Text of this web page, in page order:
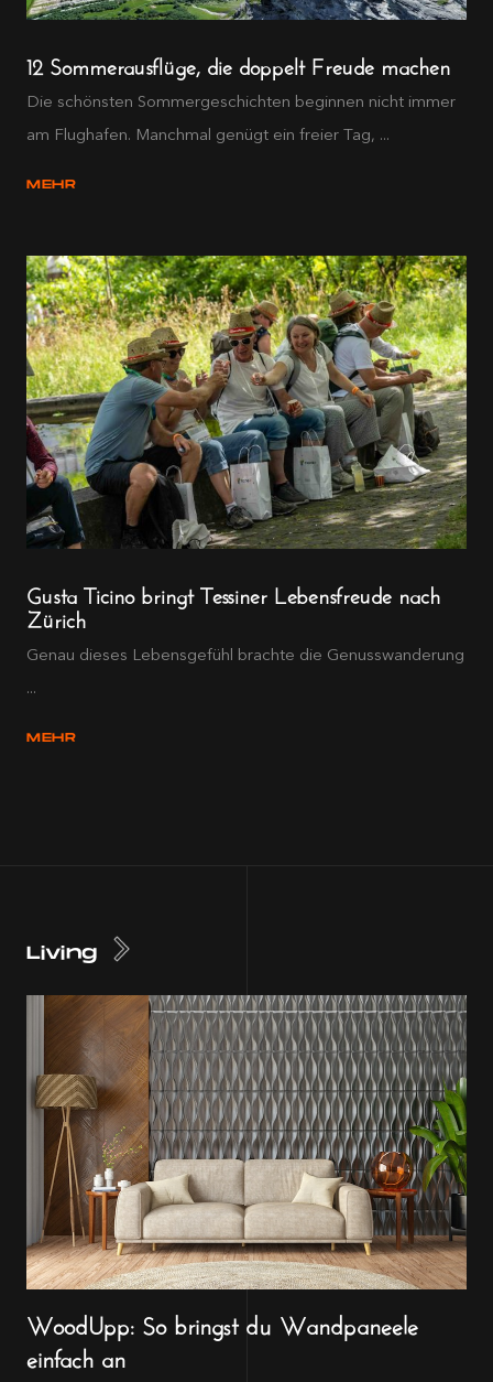
12 Sommerausflüge, die doppelt Freude machen
Die schönsten Sommergeschichten beginnen nicht immer
am Flughafen. Manchmal genügt ein freier Tag, ...
MEHR
Gusta Ticino bringt Tessiner Lebensfreude nach
Zürich
Genau dieses Lebensgefühl brachte die Genusswanderung
...
MEHR
Living
WoodUpp: So bringst du Wandpaneele
einfach an